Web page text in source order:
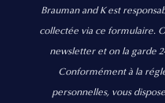
Brauman and K est
collectée via ce formulaire.
newsletter et on la garde
Conformément à la
personnelles, vous